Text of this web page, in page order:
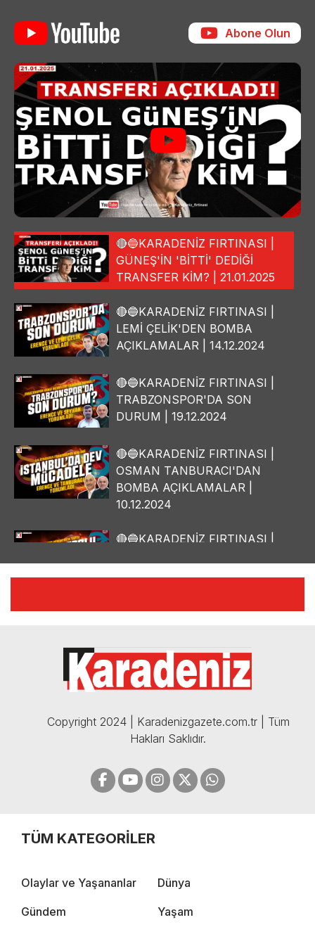
Abone Olun
🔴🔵KARADENİZ FIRTINASI |
GÜNEŞ'İN 'BİTTİ' DEDİĞİ
TRANSFER KİM? | 21.01.2025
🔴🔵KARADENİZ FIRTINASI |
LEMİ ÇELİK'DEN BOMBA
AÇIKLAMALAR | 14.12.2024
🔴🔵KARADENİZ FIRTINASI |
TRABZONSPOR'DA SON
DURUM | 19.12.2024
🔴🔵KARADENİZ FIRTINASI |
OSMAN TANBURACI'DAN
BOMBA AÇIKLAMALAR |
10.12.2024
🔴🔵KARADENİZ FIRTINASI |
🔴🔵KARADENİZ FIRTINASI |
05.12.2024
Copyright 2024 | Karadenizgazete.com.tr | Tüm
Hakları Saklıdır.
TÜM KATEGORİLER
Olaylar ve Yaşananlar Dünya
Gündem Yaşam